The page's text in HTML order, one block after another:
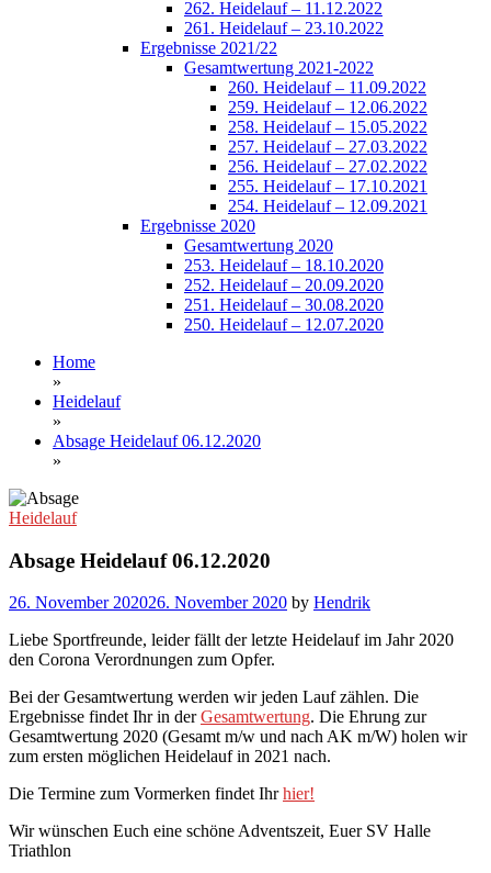
262. Heidelauf – 11.12.2022
261. Heidelauf – 23.10.2022
Ergebnisse 2021/22
Gesamtwertung 2021-2022
260. Heidelauf – 11.09.2022
259. Heidelauf – 12.06.2022
258. Heidelauf – 15.05.2022
257. Heidelauf – 27.03.2022
256. Heidelauf – 27.02.2022
255. Heidelauf – 17.10.2021
254. Heidelauf – 12.09.2021
Ergebnisse 2020
Gesamtwertung 2020
253. Heidelauf – 18.10.2020
252. Heidelauf – 20.09.2020
251. Heidelauf – 30.08.2020
250. Heidelauf – 12.07.2020
Home
»
Heidelauf
»
Absage Heidelauf 06.12.2020
»
Heidelauf
Absage Heidelauf 06.12.2020
26. November 202026. November 2020 by Hendrik
Liebe Sportfreunde, leider fällt der letzte Heidelauf im Jahr 2020
den Corona Verordnungen zum Opfer.
Bei der Gesamtwertung werden wir jeden Lauf zählen. Die
Ergebnisse findet Ihr in derGesamtwertung. Die Ehrung zur
Gesamtwertung 2020 (Gesamt m/w und nach AK m/W) holen wir
zum ersten möglichen Heidelauf in 2021 nach.
Die Termine zum Vormerken findet Ihrhier!
Wir wünschen Euch eine schöne Adventszeit, Euer SV Halle
Triathlon